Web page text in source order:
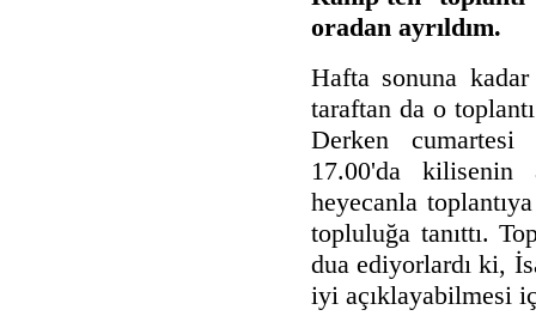
oradan ayrıldım.
Hafta sonuna
taraftan da o
Derken cumartesi
17.00'da kilisenin
heyecanla
topluluğa tanıttı.
dua ediyorlardı ki,
iyi açıklayabilmesi